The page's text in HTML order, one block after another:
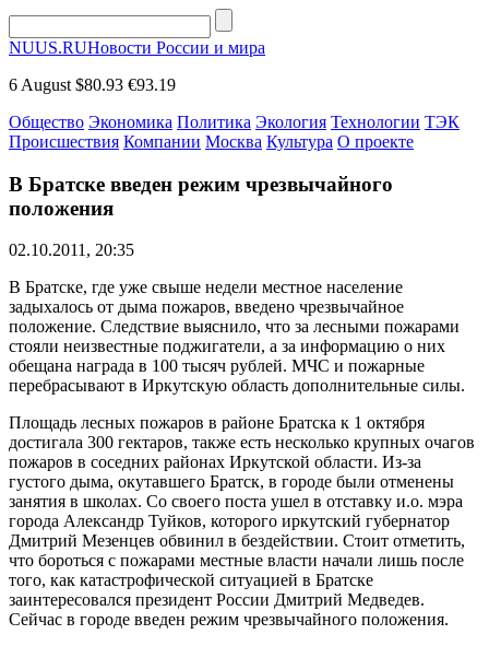
NUUS.RUНовости России и мира
6 August $80.93 €93.19
Общество Экономика Политика Экология Технологии ТЭК
Происшествия Компании Москва Культура О проекте
В Братске введен режим чрезвычайного
положения
02.10.2011, 20:35
В Братске, где уже свыше недели местное население
задыхалось от дыма пожаров, введено чрезвычайное
положение. Следствие выяснило, что за лесными пожарами
стояли неизвестные поджигатели, а за информацию о них
обещана награда в 100 тысяч рублей. МЧС и пожарные
перебрасывают в Иркутскую область дополнительные силы.
Площадь лесных пожаров в районе Братска к 1 октября
достигала 300 гектаров, также есть несколько крупных очагов
пожаров в соседних районах Иркутской области. Из-за
густого дыма, окутавшего Братск, в городе были отменены
занятия в школах. Со своего поста ушел в отставку и.о. мэра
города Александр Туйков, которого иркутский губернатор
Дмитрий Мезенцев обвинил в бездействии. Стоит отметить,
что бороться с пожарами местные власти начали лишь после
того, как катастрофической ситуацией в Братске
заинтересовался президент России Дмитрий Медведев.
Сейчас в городе введен режим чрезвычайного положения.